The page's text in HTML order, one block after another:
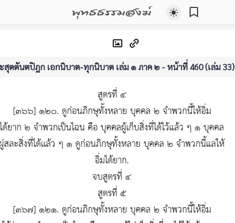
พุทธธรรมสงฆ์
สุตตันตปิฎก เอกนิบาต-ทุกนิบาต เล่ม ๑ ภาค ๒ - หน้าที่ 460 (เล่ม 33)
สูตรที่ ๔
[๓๖๖] ๑๒๐. ดูก่อนภิกษุทั้งหลาย บุคคล ๒ จำพวกนี้ให้อิ่ม
ได้ยาก ๒ จำพวกเป็นไฉน คือ บุคคลผู้เก็บสิ่งที่ได้ไว้แล้ว ๆ ๑ บุคคล
สละสิ่งที่ได้เเล้ว ๆ ๑ ดูก่อนภิกษุทั้งหลาย บุคคล ๒ จำพวกนี้แลให้
อิ่มได้ยาก.
จบสูตรที่ ๔
สูตรที่ ๕
[๓๖๗] ๑๒๑. ดูก่อนภิกษุทั้งหลาย บุคคล ๒ จำพวกนี้ให้อิ่ม